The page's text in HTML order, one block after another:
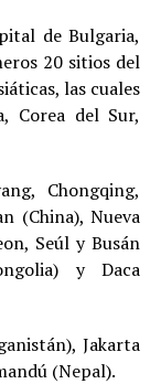
de Bulgaria,
20 sitios del
las cuales
Corea del Sur,
Chongqing,
(China), Nueva
Seúl y Busán
y Daca
Jakarta
(Nepal).